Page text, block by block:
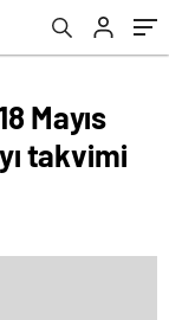
Mayıs
takvimi